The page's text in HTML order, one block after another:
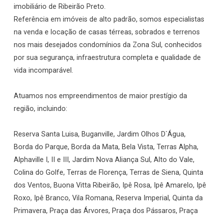
imobiliário de Ribeirão Preto.
Referência em imóveis de alto padrão, somos especialistas
na venda e locação de casas térreas, sobrados e terrenos
nos mais desejados condomínios da Zona Sul, conhecidos
por sua segurança, infraestrutura completa e qualidade de
vida incomparável.
Atuamos nos empreendimentos de maior prestígio da
região, incluindo:
Reserva Santa Luisa, Buganville, Jardim Olhos D`Água,
Borda do Parque, Borda da Mata, Bela Vista, Terras Alpha,
Alphaville I, II e III, Jardim Nova Aliança Sul, Alto do Vale,
Colina do Golfe, Terras de Florença, Terras de Siena, Quinta
dos Ventos, Buona Vitta Ribeirão, Ipê Rosa, Ipê Amarelo, Ipê
Roxo, Ipê Branco, Vila Romana, Reserva Imperial, Quinta da
Primavera, Praça das Árvores, Praça dos Pássaros, Praça